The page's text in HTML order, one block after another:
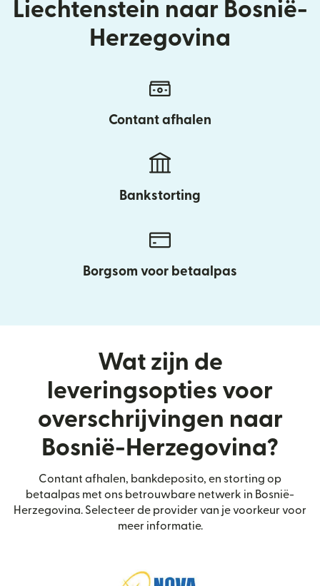
Liechtenstein naar Bosnië-
Herzegovina
Contant afhalen
Bankstorting
Borgsom voor betaalpas
Wat zijn de
leveringsopties voor
overschrijvingen naar
Bosnië-Herzegovina?
Contant afhalen, bankdeposito, en storting op
betaalpas met ons betrouwbare netwerk in Bosnië-
Herzegovina. Selecteer de provider van je voorkeur voor
meer informatie.